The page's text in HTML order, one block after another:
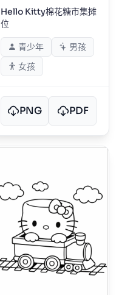
Hello Kitty棉花糖市集摊
位
青少年
男孩
女孩
PNG PDF